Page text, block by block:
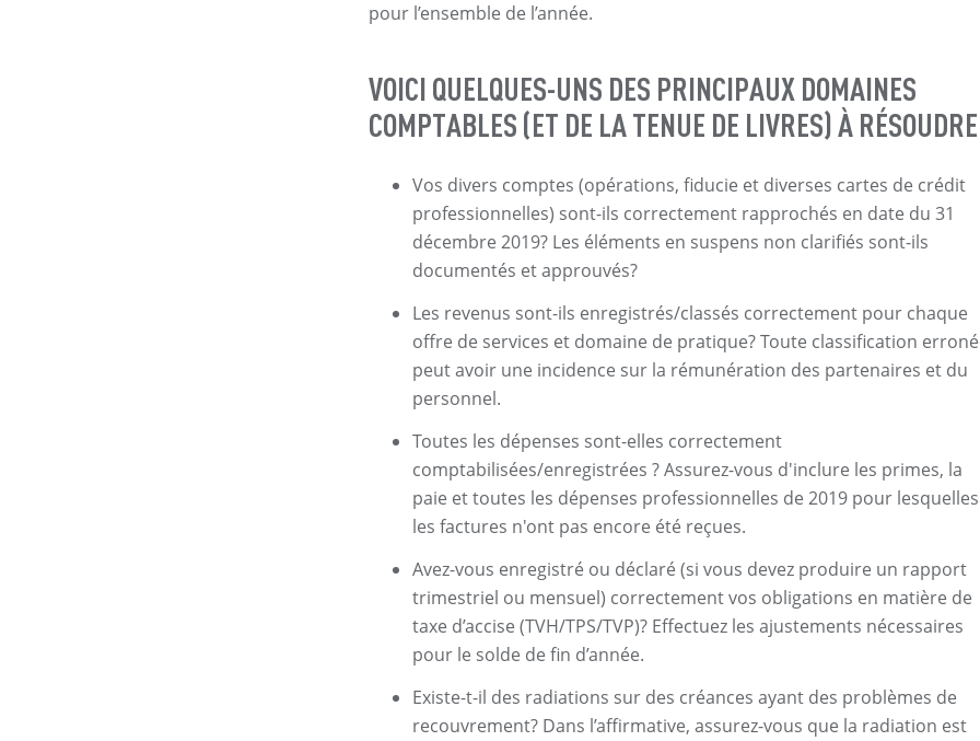
pour l’ensemble de l’année.
VOICI QUELQUES-UNS DES PRINCIPAUX DOMAINES
COMPTABLES (ET DE LA TENUE DE LIVRES) À
Vos divers comptes (opérations, fiducie et diverses cartes de crédit
professionnelles) sont-ils correctement rapprochés en date du 31
décembre 2019? Les éléments en suspens non clarifiés sont-ils
documentés et approuvés?
Les revenus sont-ils enregistrés/classés correctement pour chaque
offre de services et domaine de pratique? Toute classification
peut avoir une incidence sur la rémunération des partenaires et du
personnel.
Toutes les dépenses sont-elles correctement
comptabilisées/enregistrées ? Assurez-vous d'inclure les primes, la
paie et toutes les dépenses professionnelles de 2019 pour lesquelles
les factures n'ont pas encore été reçues.
Avez-vous enregistré ou déclaré (si vous devez produire un rapport
trimestriel ou mensuel) correctement vos obligations en matière de
taxe d’accise (TVH/TPS/TVP)? Effectuez les ajustements nécessaires
pour le solde de fin d’année.
Existe-t-il des radiations sur des créances ayant des problèmes de
recouvrement? Dans l’affirmative, assurez-vous que la radiation est